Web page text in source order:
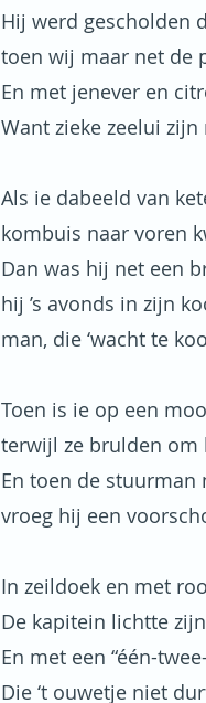
Hij werd gescholden
toen wij maar net de
En met jenever en
Want zieke zeelui
Als ie dabeeld van
kombuis naar voren
Dan was hij net een
hij ’s avonds in zijn
man, die ‘wacht te
Toen is ie op een
terwijl ze brulden om
En toen de
vroeg hij een
In zeildoek en met
De kapitein lichtte
En met een “één-
Die ‘t ouwetje niet